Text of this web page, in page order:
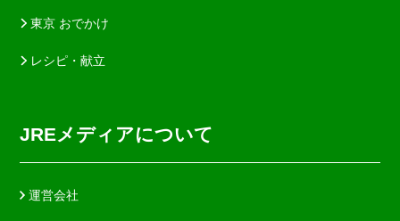
東京 おでかけ
レシピ・献立
JREメディアについて
運営会社